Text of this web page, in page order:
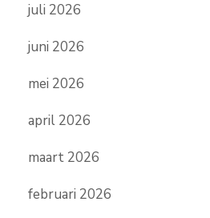
juli 2026
juni 2026
mei 2026
april 2026
maart 2026
februari 2026